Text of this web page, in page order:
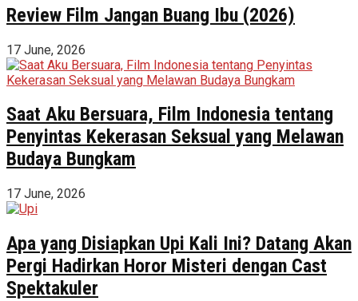
Review Film Jangan Buang Ibu (2026)
17 June, 2026
Saat Aku Bersuara, Film Indonesia tentang
Penyintas Kekerasan Seksual yang Melawan
Budaya Bungkam
17 June, 2026
Apa yang Disiapkan Upi Kali Ini? Datang Akan
Pergi Hadirkan Horor Misteri dengan Cast
Spektakuler